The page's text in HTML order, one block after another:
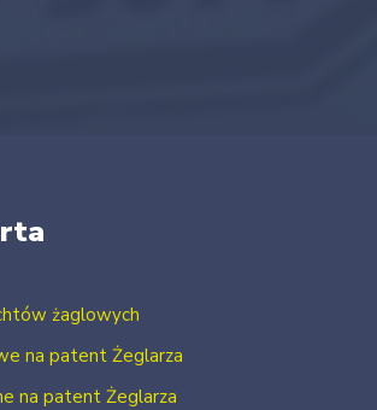
żaglowych
na patent Żeglarza
na patent Żeglarza